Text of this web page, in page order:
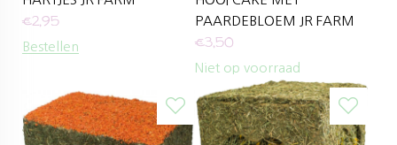
€2,95
Bestellen
PAARDEBLOEM JR FARM
€3,50
Niet op voorraad